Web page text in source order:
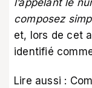
l’appelant le
composez
et, lors de cet
identifié
Lire aussi :